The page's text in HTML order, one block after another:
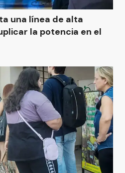
una línea de alta
la potencia en el